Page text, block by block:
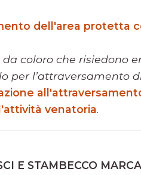
dell'area protetta
coloro che risiedono
per l’attraversamento
venatoria.
E STAMBECCO